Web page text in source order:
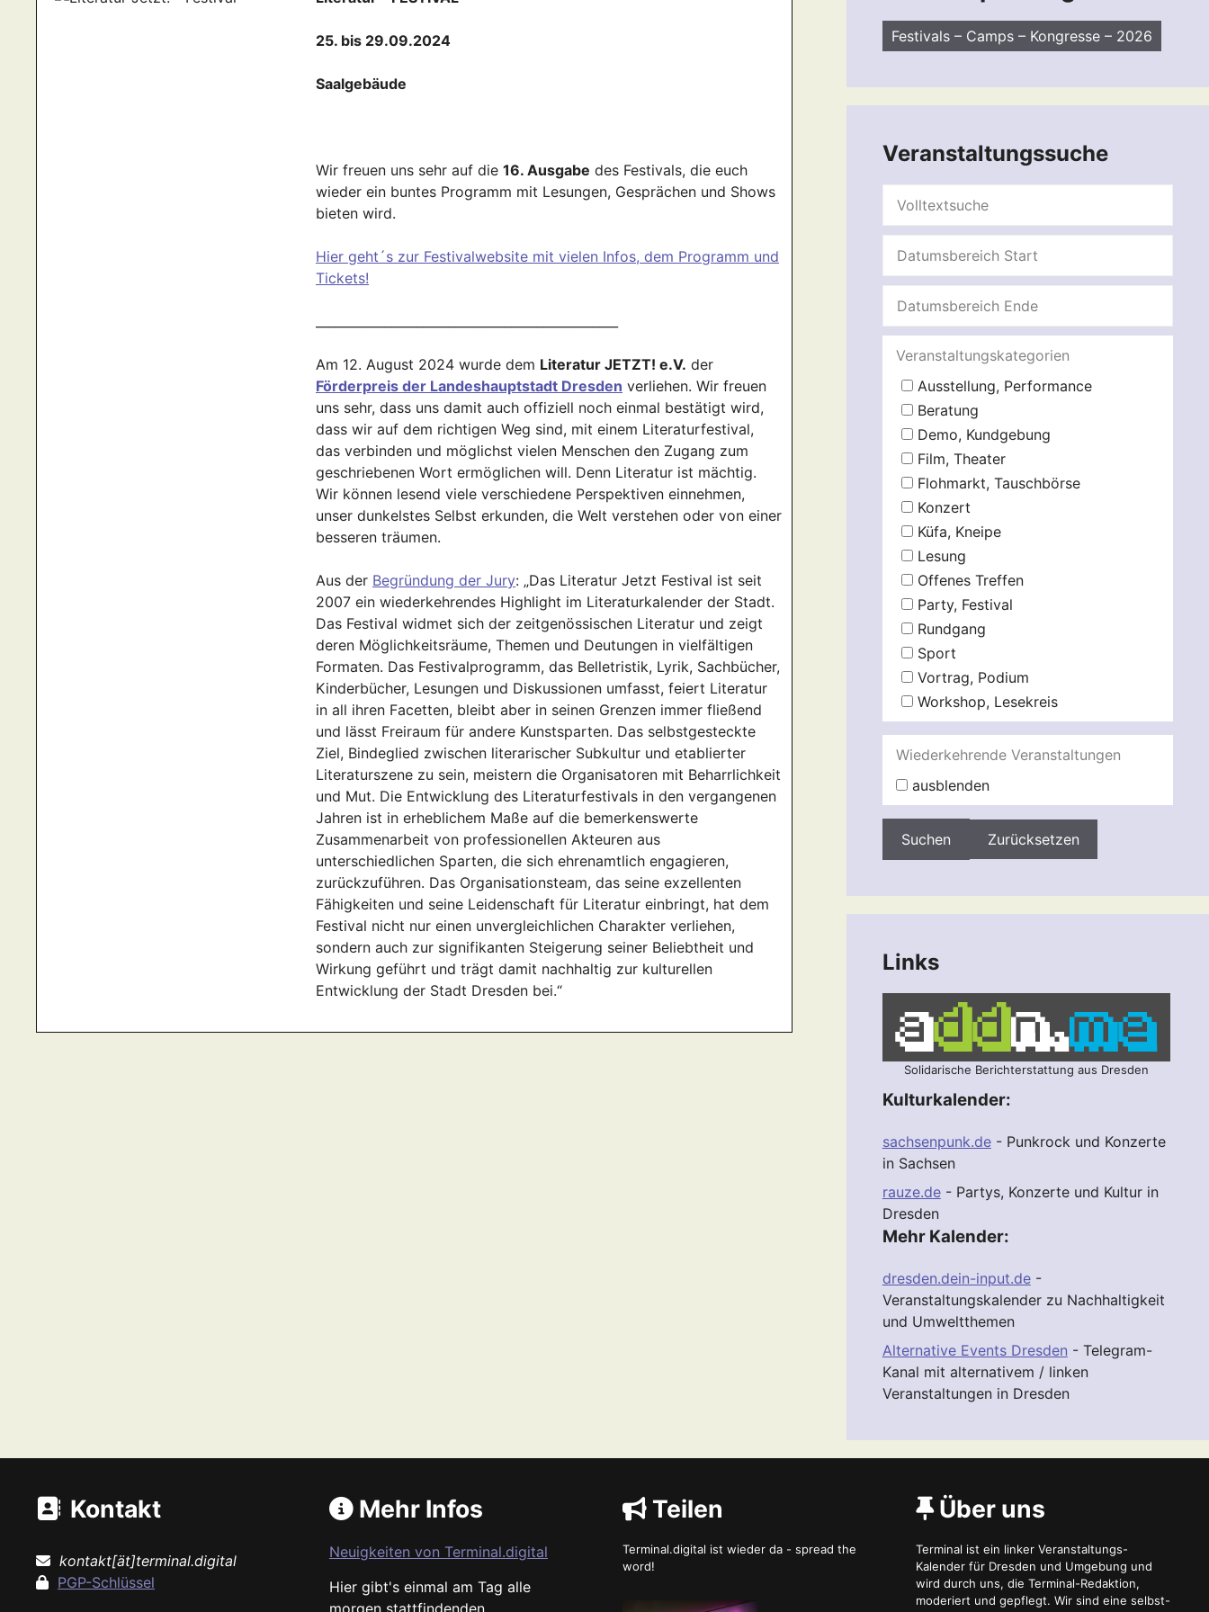
25. bis 29.09.2024
Saalgebäude
Wir freuen uns sehr auf die 16. Ausgabe des Festivals, die euch
wieder ein buntes Programm mit Lesungen, Gesprächen und Shows
bieten wird.
Hier geht´s zur Festivalwebsite mit vielen Infos, dem Programm und
Tickets!
Am 12. August 2024 wurde dem Literatur JETZT! e.V. der
Förderpreis der Landeshauptstadt Dresden verliehen. Wir freuen
uns sehr, dass uns damit auch offiziell noch einmal bestätigt wird,
dass wir auf dem richtigen Weg sind, mit einem Literaturfestival,
das verbinden und möglichst vielen Menschen den Zugang zum
geschriebenen Wort ermöglichen will. Denn Literatur ist mächtig.
Wir können lesend viele verschiedene Perspektiven einnehmen,
unser dunkelstes Selbst erkunden, die Welt verstehen oder von einer
besseren träumen.
Aus der Begründung der Jury: „Das Literatur Jetzt Festival ist seit
2007 ein wiederkehrendes Highlight im Literaturkalender der Stadt.
Das Festival widmet sich der zeitgenössischen Literatur und zeigt
deren Möglichkeitsräume, Themen und Deutungen in vielfältigen
Formaten. Das Festivalprogramm, das Belletristik, Lyrik, Sachbücher,
Kinderbücher, Lesungen und Diskussionen umfasst, feiert Literatur
in all ihren Facetten, bleibt aber in seinen Grenzen immer fließend
und lässt Freiraum für andere Kunstsparten. Das selbstgesteckte
Ziel, Bindeglied zwischen literarischer Subkultur und etablierter
Literaturszene zu sein, meistern die Organisatoren mit Beharrlichkeit
und Mut. Die Entwicklung des Literaturfestivals in den vergangenen
Jahren ist in erheblichem Maße auf die bemerkenswerte
Zusammenarbeit von professionellen Akteuren aus
unterschiedlichen Sparten, die sich ehrenamtlich engagieren,
zurückzuführen. Das Organisationsteam, das seine exzellenten
Fähigkeiten und seine Leidenschaft für Literatur einbringt, hat dem
Festival nicht nur einen unvergleichlichen Charakter verliehen,
sondern auch zur signifikanten Steigerung seiner Beliebtheit und
Wirkung geführt und trägt damit nachhaltig zur kulturellen
Entwicklung der Stadt Dresden bei.“
Festivals – Camps – Kongresse – 2026
Veranstaltungssuche
Veranstaltungskategorien
Ausstellung, Performance
Beratung
Demo, Kundgebung
Film, Theater
Flohmarkt, Tauschbörse
Konzert
Küfa, Kneipe
Lesung
Offenes Treffen
Party, Festival
Rundgang
Sport
Vortrag, Podium
Workshop, Lesekreis
Wiederkehrende Veranstaltungen
ausblenden
Zurücksetzen
Links
Solidarische Berichterstattung aus Dresden
Kulturkalender:
sachsenpunk.de- Punkrock und Konzerte
in Sachsen
rauze.de- Partys, Konzerte und Kultur in
Dresden
Mehr Kalender:
dresden.dein-input.de-
Veranstaltungskalender zu Nachhaltigkeit
und Umweltthemen
Alternative Events Dresden - Telegram-
Kanal mit alternativem / linken
Veranstaltungen in Dresden
Kontakt
kontakt[ät]terminal.digital
PGP-Schlüssel
Mehr Infos
Neuigkeiten von Terminal.digital
Hier gibt's einmal am Tag alle
morgen stattfindenden
Teilen
Terminal.digital ist wieder da - spread the
word!
Über uns
Terminal ist ein linker Veranstaltungs-
Kalender für Dresden und Umgebung und
wird durch uns, die Terminal-Redaktion,
moderiert und gepflegt. Wir sind eine selbst-